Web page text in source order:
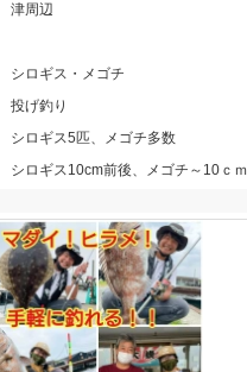
津周辺
シロギス・メゴチ
投げ釣り
シロギス5匹、メゴチ多数
シロギス10cm前後、メゴチ～10ｃｍ